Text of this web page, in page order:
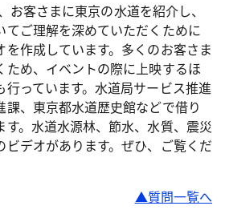
客さまに東京の水道を紹介し、
てご理解を深めていただくために
を作成しています。多くのお客さま
ため、イベントの際に上映するほ
行っています。水道局サービス推進
課、東京都水道歴史館などで借り
す。水道水源林、節水、水質、震災
ビデオがあります。ぜひ、ご覧くだ
▲質問一覧へ